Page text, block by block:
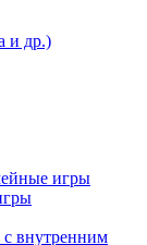
и др.)
игры
с внутренним